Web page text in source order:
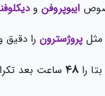
ایبوپروفنو
مثل پروژسترون را
بتا را ۴۸ساعت بعد